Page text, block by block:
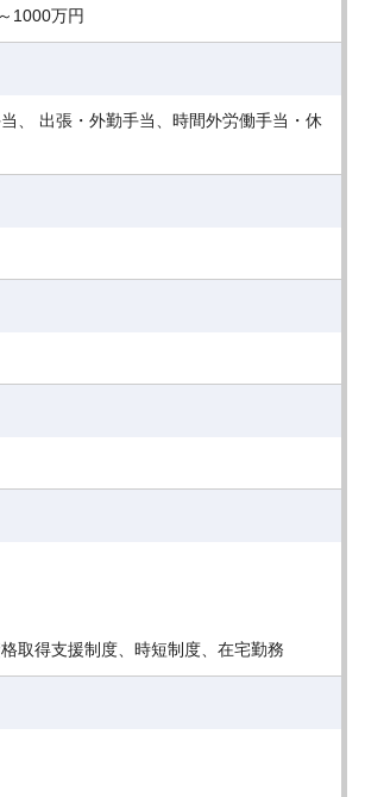
1000万円
、 出張・外勤手当、時間外労働手当・休
取得支援制度、時短制度、在宅勤務